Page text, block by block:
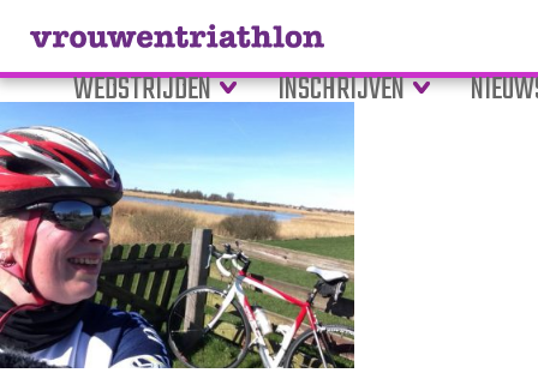
WEDSTRIJDEN INSCHRIJVEN
Tag Archive: racefiets